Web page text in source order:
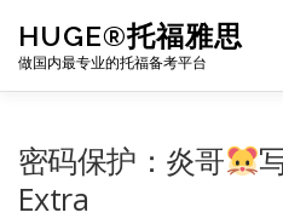
content
HUGE®托福雅思
做国内最专业的托福备考平台
密码保护：炎哥
Extra